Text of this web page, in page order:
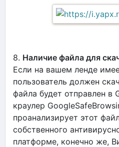
8. Наличие файла для
Если на вашем ленде
пользователь должен
файла будет отправлен в
краулер
проанализирует этот
собственного
платформе, конечно же,